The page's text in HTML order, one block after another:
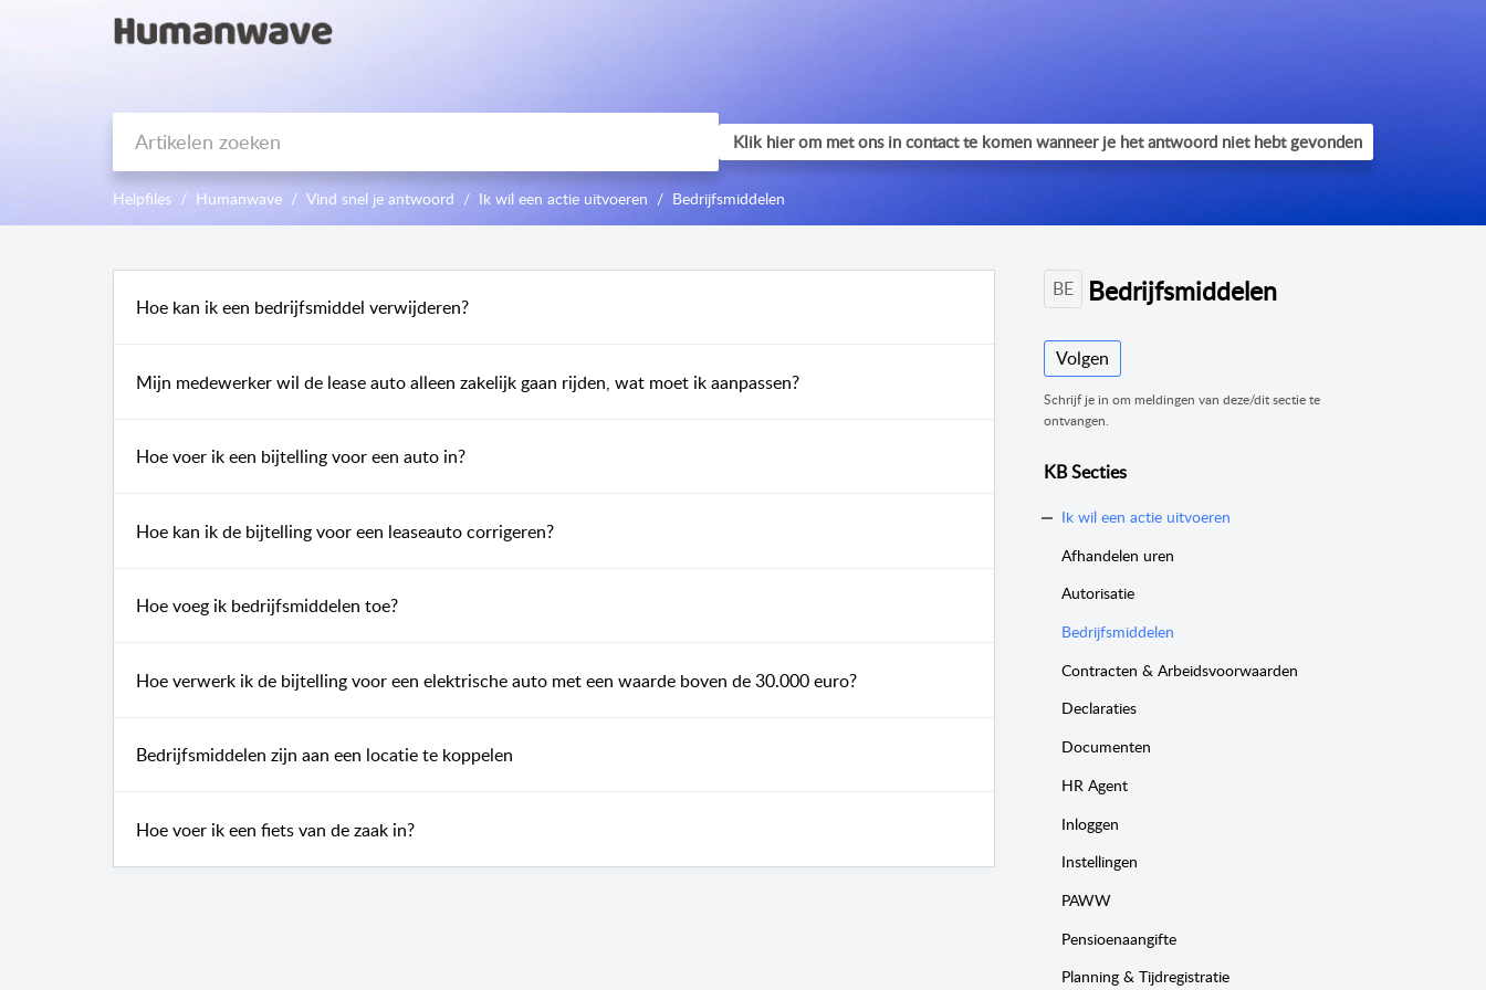
Helpfiles Humanwave Vind snel je antwoord Ik wil een actie uitvoeren Bedrijfsmiddelen
Hoe kan ik een bedrijfsmiddel verwijderen?
Mijn medewerker wil de lease auto alleen zakelijk gaan rijden, wat moet ik aanpassen?
Hoe voer ik een bijtelling voor een auto in?
Hoe kan ik de bijtelling voor een leaseauto corrigeren?
Hoe voeg ik bedrijfsmiddelen toe?
Hoe verwerk ik de bijtelling voor een elektrische auto met een waarde boven de 30.000 euro?
Bedrijfsmiddelen zijn aan een locatie te koppelen
Hoe voer ik een fiets van de zaak in?
BE Bedrijfsmiddelen
Volgen
Schrijf je in om meldingen van deze/dit sectie te
ontvangen.
KB Secties
Ik wil een actie uitvoeren
Afhandelen uren
Autorisatie
Bedrijfsmiddelen
Contracten & Arbeidsvoorwaarden
Declaraties
Documenten
HR Agent
Inloggen
Instellingen
PAWW
Pensioenaangifte
Planning & Tijdregistratie